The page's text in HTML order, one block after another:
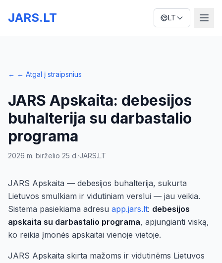
JARS.LT LT
← ← Atgal į straipsnius
JARS Apskaita: debesijos
buhalterija su darbastalio
programa
2026 m. birželio 25 d.·JARS.LT
JARS Apskaita — debesijos buhalterija, sukurta
Lietuvos smulkiam ir vidutiniam verslui — jau veikia.
Sistema pasiekiama adresu app.jars.lt: debesijos
apskaita su darbastalio programa, apjungianti viską,
ko reikia įmonės apskaitai vienoje vietoje.
JARS Apskaita skirta mažoms ir vidutinėms Lietuvos